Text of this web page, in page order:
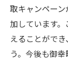
取キャンペー
加しています
えることがで
う。今後も御